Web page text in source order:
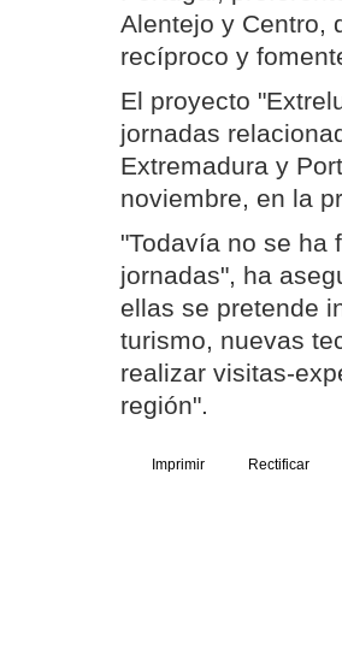
Alentejo y Centro,
recíproco y
El proyecto
jornadas
Extremadura y
noviembre, en la
"Todavía no se ha
jornadas", ha
ellas se pretende
turismo, nuevas
realizar visitas-
región".
Imprimir Rectificar